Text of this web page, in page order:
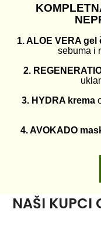
1. ALOE VERA gel
sebuma i
2.
3. HYDRA krema
4. AVOKADO
NAŠI KUPCI